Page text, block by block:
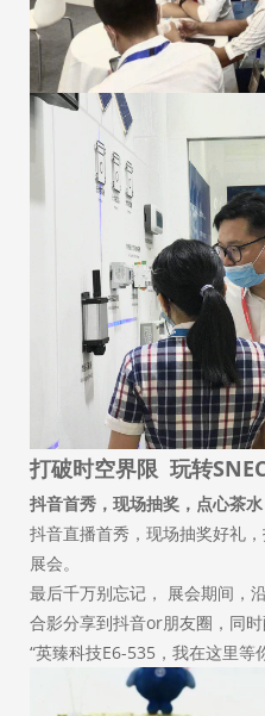
打破时空界限 玩转
抖音首秀，现场抽奖，点心茶
抖音直播首秀，现场抽奖好礼
展会。
最后千万别忘记， 展会期间，
合影分享到抖音or朋友圈，同
“英臻科技E6-535，我在这里等